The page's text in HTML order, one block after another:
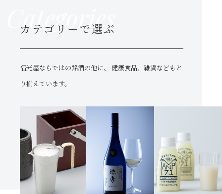
Categories
カテゴリーで選ぶ
福光屋ならではの銘酒の他に、
健康食品、雑貨などもと
り揃えています。